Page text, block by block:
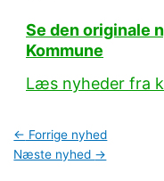
Se den originale
Kommune
Læs nyheder fra
← Forrige nyhed
Næste nyhed →